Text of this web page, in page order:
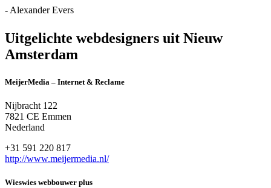
- Alexander Evers
Uitgelichte webdesigners uit Nieuw
Amsterdam
MeijerMedia – Internet & Reclame
Nijbracht 122
7821 CE Emmen
Nederland
+31 591 220 817
http://www.meijermedia.nl/
Wieswies webbouwer plus